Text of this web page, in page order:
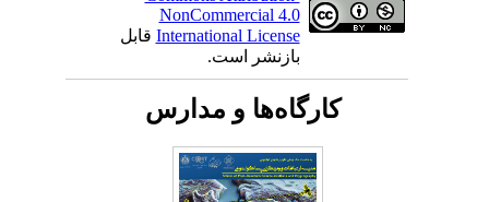
NonCommercial 4.0
International Licenseقابل
بازنشر است.
کارگاه‌ها و مدارس